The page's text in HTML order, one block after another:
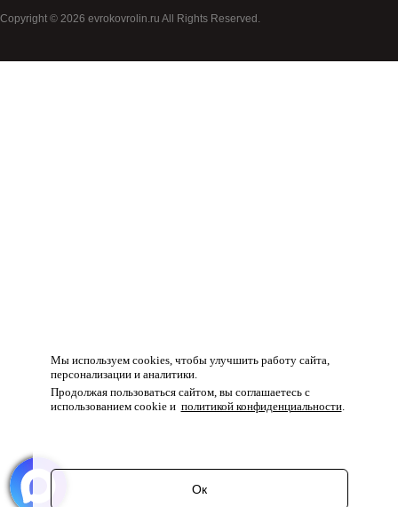
Мы используем cookies, чтобы улучшить работу сайта,
персонализации и аналитики.
Продолжая пользоваться сайтом, вы соглашаетесь с
использованием cookie и политикой конфиденциальности.
Ок
Copyright © 2026 evrokovrolin.ru All Rights Reserved.